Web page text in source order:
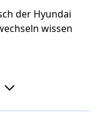
der Hyundai
wissen